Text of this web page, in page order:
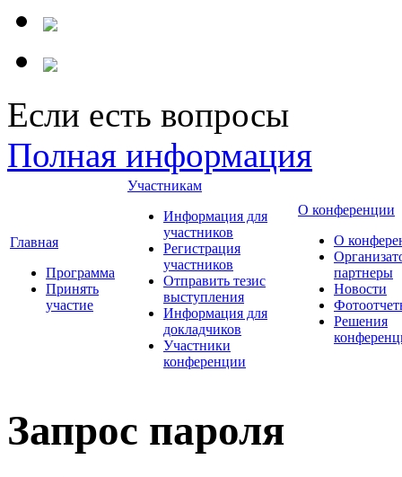
Если есть вопросы
Полная информация
Главная
Программа
Принять
участие
Участникам
Информация для
участников
Регистрация
участников
Отправить тезис
выступления
Информация для
докладчиков
Участники
конференции
О конференции
О
партнеры
Новости
Решения
Запрос пароля